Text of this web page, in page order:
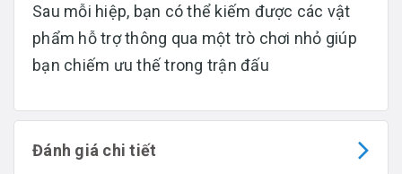
Sau mỗi hiệp, bạn có thể kiếm được các vật
phẩm hỗ trợ thông qua một trò chơi nhỏ giúp
bạn chiếm ưu thế trong trận đấu
Đánh giá chi tiết